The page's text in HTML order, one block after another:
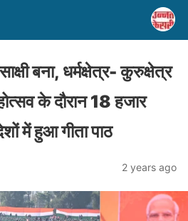
बना, धर्मक्षेत्र- कुरुक्षेत्र
के दौरान 18 हजार
में हुआ गीता पाठ
2 years ago